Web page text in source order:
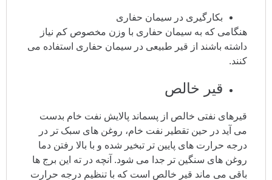
بکارگیری در سیمان حفاری
هنگامی که به سیمان حفاری با وزن مخصوص کم نیاز
داشته باشند از قیر طبیعی در سیمان حفاری استفاده می
کنند.
قیر خالص
قیرهای نفتی خالص از پسماند پالایش نفت خام بدست
می آید در حین تقطیر نفت خام، روغن های سبک تر در
درجه حرارت های پایین تر تبخیر شده و با بالا رفتن دما
روغن های سنگین تر جدا می شود. آنچه در ته این برج ها
باقی می ماند قیر خالص است که با تنظیم درجه حرارت